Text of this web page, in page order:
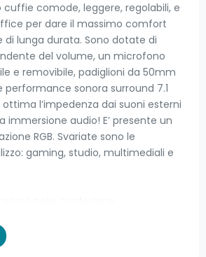
cuffie comode, leggere, regolabili, e
per dare il massimo comfort
di lunga durata. Sono dotate di
del volume, un microfono
e removibile, padiglioni da 50mm
performance sonora surround 7.1
l’impedenza dai suoni esterni
immersione audio! E’ presente un
RGB. Svariate sono le
gaming, studio, multimediali e
Auricolare. Tecnologia di
Utilizzo raccomandato: